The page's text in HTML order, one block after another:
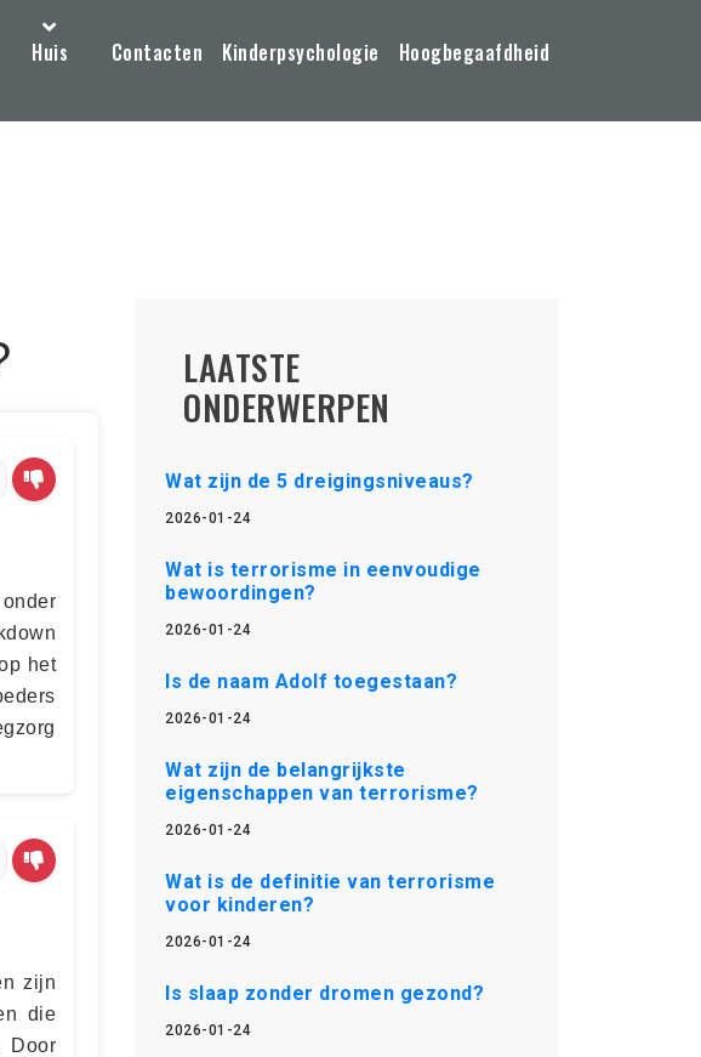
Huis Contacten Kinderpsychologie Hoogbegaafdheid
het
zijn
die
Door
LAATSTE
ONDERWERPEN
Wat zijn de 5 dreigingsniveaus?
2026-01-24
Wat is terrorisme in eenvoudige
bewoordingen?
2026-01-24
Is de naam Adolf toegestaan?
2026-01-24
Wat zijn de belangrijkste
eigenschappen van terrorisme?
2026-01-24
Wat is de definitie van terrorisme
voor kinderen?
2026-01-24
Is slaap zonder dromen gezond?
2026-01-24